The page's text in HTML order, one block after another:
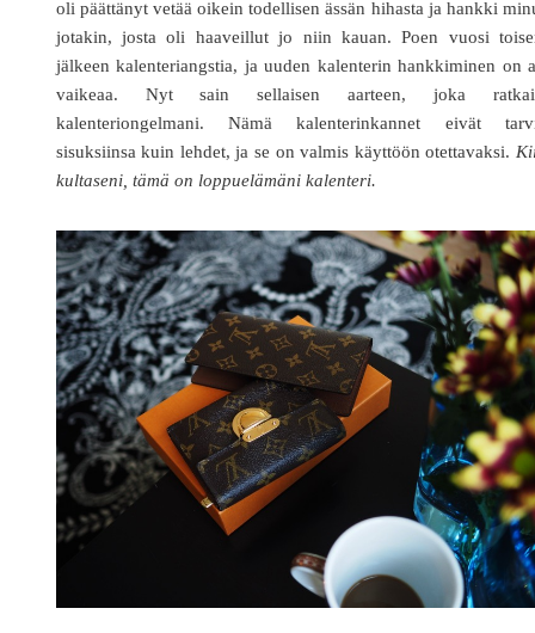
oli päättänyt vetää oikein todellisen ässän hihasta ja hankki
jotakin, josta oli haaveillut jo niin kauan. Poen vuosi
jälkeen kalenteriangstia, ja uuden kalenterin hankkiminen on
vaikeaa. Nyt sain sellaisen aarteen, joka
kalenteriongelmani. Nämä kalenterinkannet eivät
sisuksiinsa kuin lehdet, ja se on valmis käyttöön otettavaksi.
kultaseni, tämä on loppuelämäni kalenteri.